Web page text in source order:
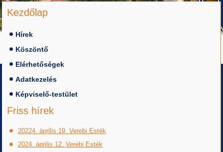
Kezdőlap
Hírek
Köszöntő
Elérhetőségek
Adatkezelés
Képviselő-testület
Friss hírek
20224. április 19. Verebi Esték
2024. április 12. Verebi Esték